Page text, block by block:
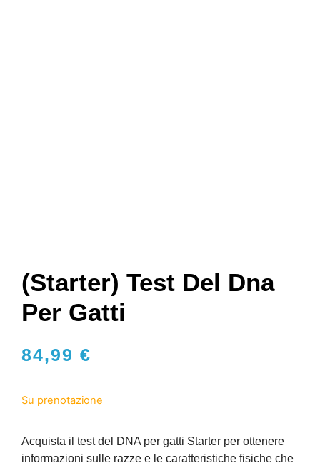
(Starter) Test Del Dna
Per Gatti
84,99 €
Su prenotazione
Acquista il test del DNA per gatti Starter per ottenere
informazioni sulle razze e le caratteristiche fisiche che